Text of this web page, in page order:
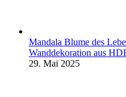
Mandala Blume des
Wanddekoration aus
29. Mai 2025